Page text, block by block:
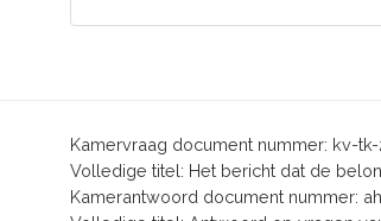
Kamervraag document nummer: kv-
Volledige titel: Het bericht dat de
Kamerantwoord document nummer: